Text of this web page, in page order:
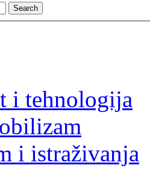
Search
i tehnologija
i istraživanja